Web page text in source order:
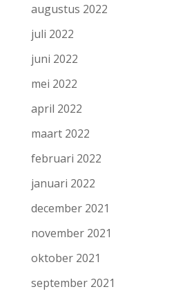
augustus 2022
juli 2022
juni 2022
mei 2022
april 2022
maart 2022
februari 2022
januari 2022
december 2021
november 2021
oktober 2021
september 2021